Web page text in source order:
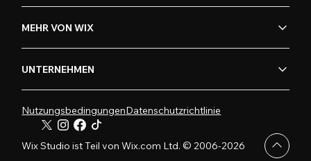
MEHR VON WIX
UNTERNEHMEN
NutzungsbedingungenDatenschutzrichtlinie
Wix Studio ist Teil von Wix.com Ltd. © 2006-2026